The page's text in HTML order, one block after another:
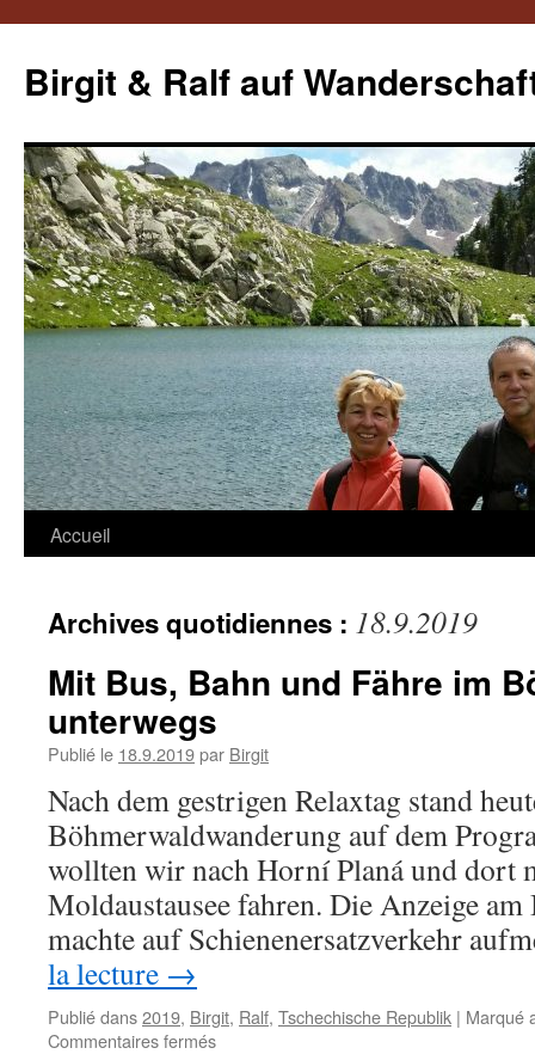
contenu
Birgit & Ralf auf
Accueil
Archives quotidiennes : 18.9.2019
Mit Bus, Bahn und Fähre im
unterwegs
Publié le 18.9.2019par Birgit
Nach dem gestrigen Relaxtag stand
Böhmerwaldwanderung auf dem
wollten wir nach Horní Planá und dort
Moldaustausee fahren. Die Anzeige
machte auf Schienenersatzverkehr
la lecture →
Publié dans2019, Birgit, Ralf, Tschechische Republik | Marqué
Commentaires ferméssur